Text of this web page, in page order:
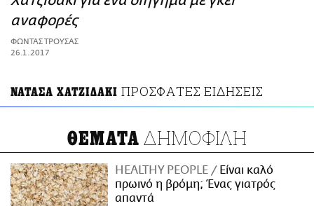
ΑΜΠΑ
PRINT
αναφορές
ΦΩΝΤΑΣ ΤΡΟΥΣΑΣ
26.1.2017
ΝΑΤΑΣΑ ΧΑΤΖΙΔΑΚΙ ΠΡΟΣΦΑΤΕΣ ΕΙΔΗΣΕΙΣ
ΘΕΜΑΤΑ ΔΗΜΟΦΙΛΗ
HEALTHY PEOPLE
Είναι καλό
πρωινό η βρόμη; Ένας γιατρός
απαντά